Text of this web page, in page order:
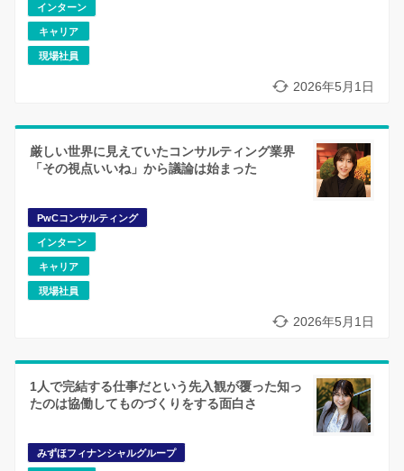
インターン
キャリア
現場社員
2026年5月1日
厳しい世界に見えていたコンサルティング業界
「その視点いいね」から議論は始まった
PwCコンサルティング
インターン
キャリア
現場社員
2026年5月1日
1人で完結する仕事だという先入観が覆った知っ
たのは協働してものづくりをする面白さ
みずほフィナンシャルグループ